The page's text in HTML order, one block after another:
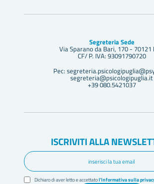
Segreteria Sede
Via Sparano da Bari, 170 - 70121
CF/ P. IVA: 93091790720
Pec:
segreteria@psicologipuglia.it
+39 080.5421037
ISCRIVITI ALLA
Dichiaro di aver letto e accettatol'informativa sulla